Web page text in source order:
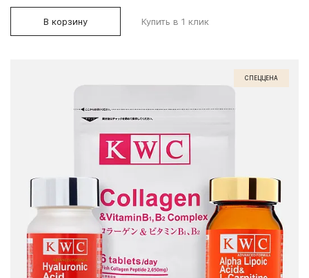
В корзину Купить в 1 клик
СПЕЦЦЕНА